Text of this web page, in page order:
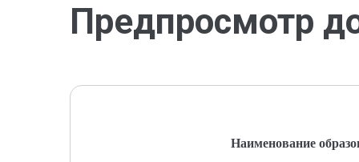
Предпросмотр
Наименование